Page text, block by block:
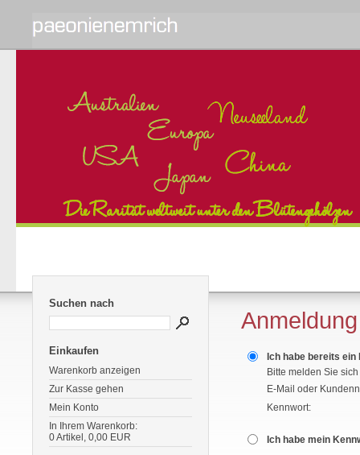
Suchen nach
Einkaufen
Warenkorb anzeigen
Zur Kasse gehen
Mein Konto
In Ihrem Warenkorb:
0Artikel, 0,00 EUR
Anmeldung
Ich habe bereits ein
Bitte melden Sie
E-Mail oder
Kennwort:
Ich habe mein